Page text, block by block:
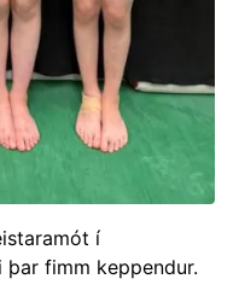
í
fimm keppendur.